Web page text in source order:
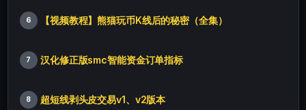
6 【视频教程】熊猫玩币K线后的秘密（全集）
7 汉化修正版smc智能资金订单指标
8 超短线剥头皮交易v1、v2版本